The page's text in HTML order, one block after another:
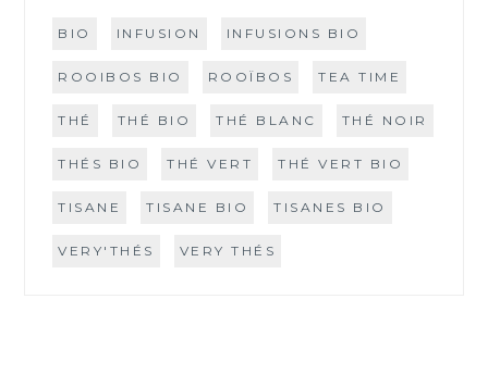
BIO INFUSION INFUSIONS BIO
ROOIBOS BIO ROOÏBOS TEA TIME
THÉ THÉ BIO THÉ BLANC THÉ NOIR
THÉS BIO THÉ VERT THÉ VERT BIO
TISANE TISANE BIO TISANES BIO
VERY'THÉS VERY THÉS